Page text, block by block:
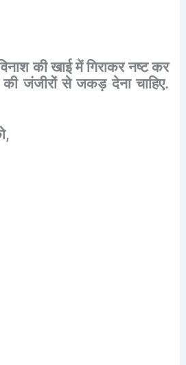
की खाई में गिराकर नष्ट कर
की जंजीरों से जकड़ देना चाहिए.
,